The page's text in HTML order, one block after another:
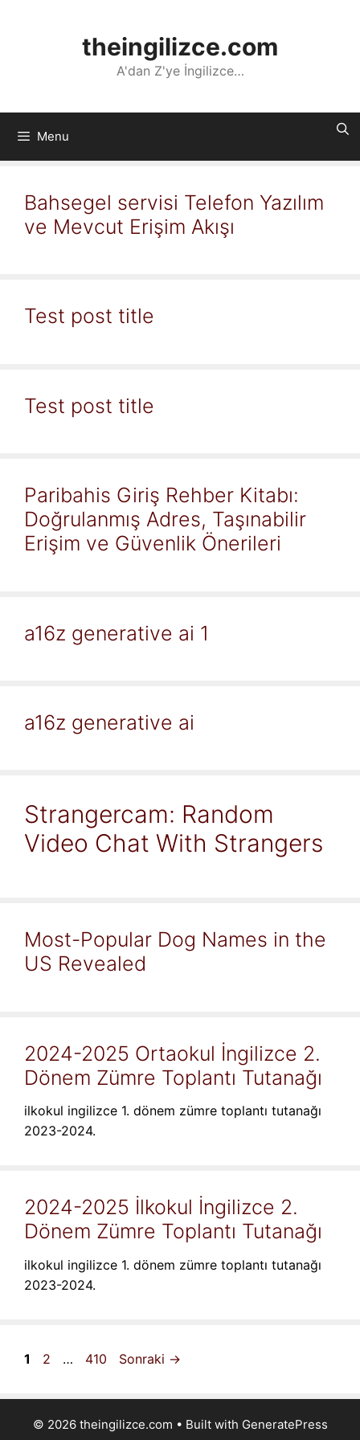
theingilizce.com
A'dan Z'ye İngilizce…
Menu
Bahsegel servisi Telefon Yazılım
ve Mevcut Erişim Akışı
Test post title
Test post title
Paribahis Giriş Rehber Kitabı:
Doğrulanmış Adres, Taşınabilir
Erişim ve Güvenlik Önerileri
a16z generative ai 1
a16z generative ai
Strangercam: Random
Video Chat With Strangers
Most-Popular Dog Names in the
US Revealed
2024-2025 Ortaokul İngilizce 2.
Dönem Zümre Toplantı Tutanağı
ilkokul ingilizce 1. dönem zümre toplantı tutanağı
2023-2024.
2024-2025 İlkokul İngilizce 2.
Dönem Zümre Toplantı Tutanağı
ilkokul ingilizce 1. dönem zümre toplantı tutanağı
2023-2024.
Sayfa
1 Sayfa
2 … Sayfa
410 Sonraki →
© 2026 theingilizce.com • Built with GeneratePress